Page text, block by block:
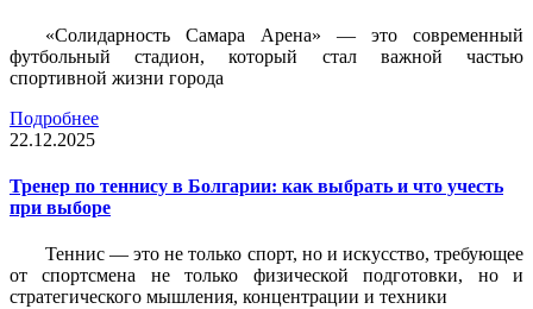
«Солидарность Самара Арена» — это современный
футбольный стадион, который стал важной частью
спортивной жизни города
Подробнее
22.12.2025
Тренер по теннису в Болгарии: как выбрать и что учесть
при выборе
Теннис — это не только спорт, но и искусство, требующее
от спортсмена не только физической подготовки, но и
стратегического мышления, концентрации и техники